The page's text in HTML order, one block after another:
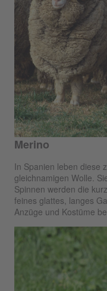
Merino
In Spanien leben diese
gleichnamigen Wolle.
Spinnen werden die
feines glattes, langes
Anzüge und Kostüme